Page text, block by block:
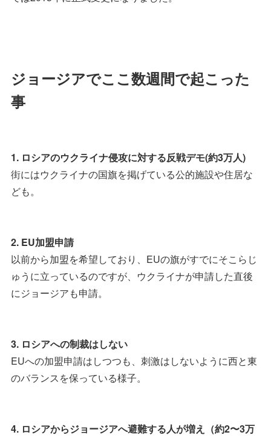
ジョージアでここ数週間で起こった
事
1. ロシアのウクライナ侵攻に対する反戦デモ(約3万人)
街にはウクライナの国旗を掲げている公的施設や住居な
ども。
2. EU加盟申請
以前から加盟を希望しており、EUの旗がすでにそこらじ
ゅうに立っているのですが、ウクライナが申請した直後
にジョージアも申請。
3. ロシアへの制裁はしない
EUへの加盟申請はしつつも、刺激はしないように西と東
のバランスを保っている様子。
4. ロシアからジョージアへ避難する人が増え（約2〜3万